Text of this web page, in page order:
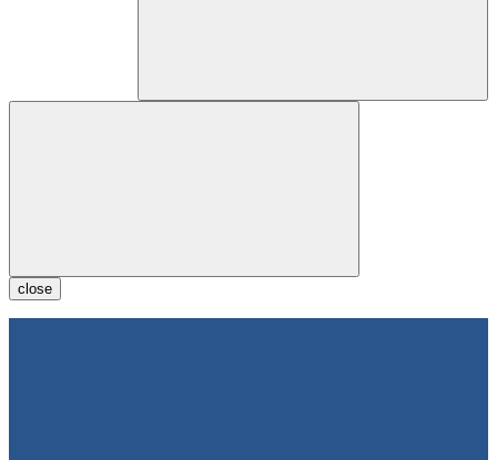
close